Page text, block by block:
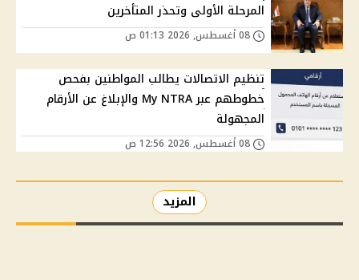
المرحلة الأولى وتحذر المتأخرين
تنظيم الاتصالات يطالب المواطنين بفحص
خطوطهم عبر My NTRA والإبلاغ عن الأرقام
المجهولة
المزيد